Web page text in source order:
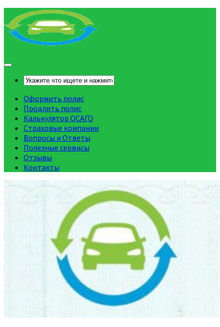
Оформить полис
Продлить полис
Калькулятор ОСАГО
Страховые компании
Вопросы и Ответы
Полезные сервисы
Отзывы
Контакты